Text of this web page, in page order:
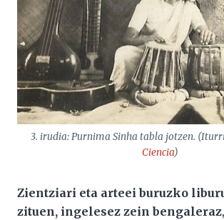
3. irudia: Purnima Sinha tabla jotzen.
Ciencia)
Zientziari eta arteei buruzko
zituen, ingelesez zein bengaleraz